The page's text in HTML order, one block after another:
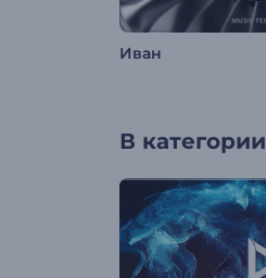
Иван
В категории